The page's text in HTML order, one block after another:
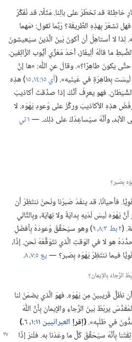
خاطِئَة قد تخطُرُ على بالِنا.‏ مَثَلًا،‏ قد نُفَكِّرُ
تشعُرُ بِهذِهِ الطَّريقَة؟‏ رُبَّما تقول:‏ ‹مَهما
لِذا لا أستاهِلُ أن أكونَ بَينَ الَّذينَ سيَعيشونَ
ما قالَهُ ألِيفَاز،‏ أحَدُ مُعَزِّي أيُّوب الزَّائِفين.‏
حتَّى يكونَ طاهِرًا؟‏».‏ وقالَ عنِ اللّٰه:‏ «ها إنَّ
لَيسَت بِطاهِرَةٍ في عَينَيه».‏ (‏أي ١٥:‏١٤،‏ ١٥
‏)‏ هذِه
فهو يعرِفُ أنَّكَ إذا صدَّقتَ أكاذيبَ
هذِهِ الأكاذيبَ وركِّزْ على وُعودِ يَهْوَه.‏ لا
الأبَد،‏ وأنَّهُ سيُساعِدُكَ على ذلِك.‏ —‏ ١ تي
بِصَبر؟‏
فأحيانًا،‏ قد ينفَدُ صَبرُنا ونَحنُ ننتَظِرُ أن
يَهْوَه لَيسَ لَدَيهِ بِدايَةٌ ولا نِهايَة،‏ وبِالتَّالي
(‏٢ بط ٣:‏٨،‏ ٩
‏)‏ وهو سيُحَقِّقُ وُعودَهُ بِأفضَلِ
هو لا في الوَقتِ الَّذي نتَوَقَّعُهُ نَحن.‏ إذًا،‏
فيما ننتَظِرُ يَهْوَه بِصَبر؟‏ —‏يع ٥:‏٧،‏ ٨ ‏.‏
الرَّجاءُ بِالإيمان؟‏
نظَلَّ قَريبينَ مِن يَهْوَه.‏ فهوَ الَّذي يضمَنُ لنا
يربُطُ بَينَ الرَّجاءِ والإيمانِ بِأنَّ اللّٰهَ
في طَلَبِه».‏‏(‏إقرإ العبرانيين ١١:‏١،‏ ٦‏.‏)‏
بِأنَّهُ سيُحَقِّقُ كُلَّ ما وعَدَنا به.‏ فلْنرَ إذًا